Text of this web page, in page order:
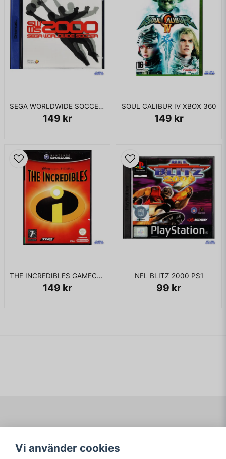
SEGA WORLDWIDE SOCCER 2000 DREAMCAST
149 kr
SOUL CALIBUR IV XBOX 360
149 kr
THE INCREDIBLES GAMECUBE
149 kr
NFL BLITZ 2000 PS1
99 kr
Köpvillkor
Logga in
Vi använder cookies